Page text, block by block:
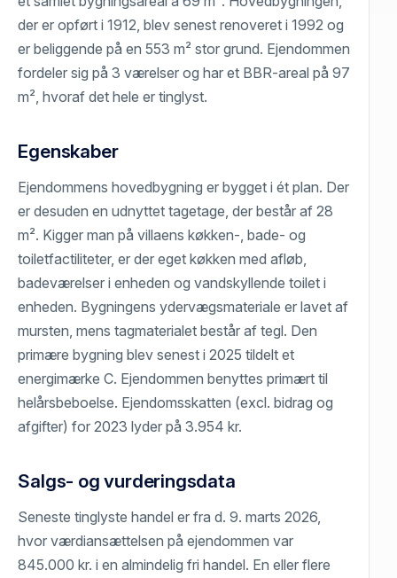
der er opført i 1912, blev senest renoveret i 1992 og
er beliggende på en 553 m² stor grund. Ejendommen
fordeler sig på 3 værelser og har et BBR-areal på 97
m², hvoraf det hele er tinglyst.
Egenskaber
Ejendommens hovedbygning er bygget i ét plan. Der
er desuden en udnyttet tagetage, der består af 28
m². Kigger man på villaens køkken-, bade- og
toiletfactiliteter, er der eget køkken med afløb,
badeværelser i enheden og vandskyllende toilet i
enheden. Bygningens ydervægsmateriale er lavet af
mursten, mens tagmaterialet består af tegl. Den
primære bygning blev senest i 2025 tildelt et
energimærke C. Ejendommen benyttes primært til
helårsbeboelse. Ejendomsskatten (excl. bidrag og
afgifter) for 2023 lyder på 3.954 kr.
Salgs- og vurderingsdata
Seneste tinglyste handel er fra d. 9. marts 2026,
hvor værdiansættelsen på ejendommen var
845.000 kr. i en almindelig fri handel. En eller flere